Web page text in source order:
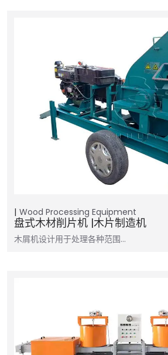
Wood Processing Equipment
盘式木材削片机 |木片制造机
木屑机设计用于处理各种范围…